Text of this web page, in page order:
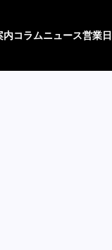
内コラムニュース営業日